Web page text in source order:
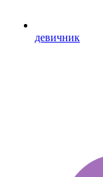
девичник